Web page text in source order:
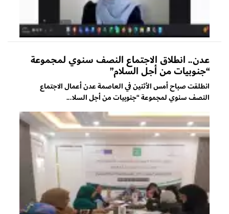
عدن.. انطلاق الاجتماع النصف سنوي لمجموعة
“جنوبيات من أجل السلام”
انطلقت صباح أمس الأثنين في العاصمة عدن أعمال الاجتماع
النصف سنوي لمجموعة “جنوبيات من أجل السلا...